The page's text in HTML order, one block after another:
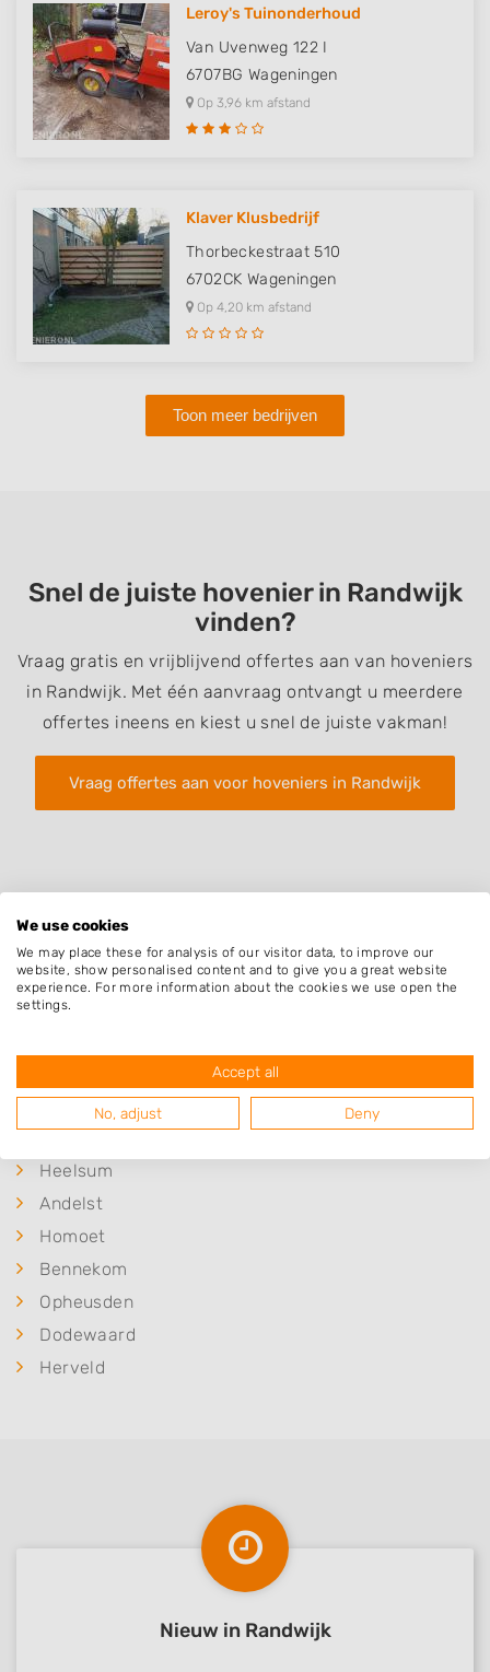
Leroy's Tuinonderhoud
Van Uvenweg 122 I
6707BG Wageningen
Op 3,96 km afstand
Klaver Klusbedrijf
Thorbeckestraat 510
6702CK Wageningen
Op 4,20 km afstand
Toon meer bedrijven
Snel de juiste hovenier in Randwijk
vinden?
Vraag gratis en vrijblijvend offertes aan van hoveniers
in Randwijk. Met één aanvraag ontvangt u meerdere
offertes ineens en kiest u snel de juiste vakman!
Vraag offertes aan voor hoveniers in Randwijk
Plaatsen in de buurt
Hemmen
Wageningen
Heelsum
Andelst
Homoet
Bennekom
Opheusden
Dodewaard
Herveld
Nieuw in Randwijk
We use cookies
We may place these for analysis of our visitor data, to improve our
website, show personalised content and to give you a great website
experience. For more information about the cookies we use open the
settings.
Accept all
No, adjust Deny